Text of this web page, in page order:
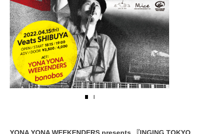
YONA YONA WEEKENDERS presents 『INGING TOKYO